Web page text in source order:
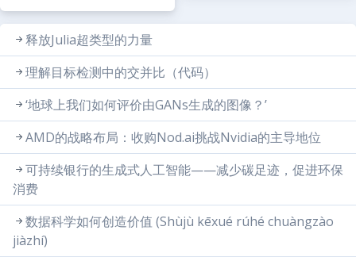
释放Julia超类型的力量
理解目标检测中的交并比（代码）
‘地球上我们如何评价由GANs生成的图像？’
AMD的战略布局：收购Nod.ai挑战Nvidia的主导地位
可持续银行的生成式人工智能——减少碳足迹，促进环保
消费
数据科学如何创造价值 (Shùjù kēxué rúhé chuàngzào
jiàzhí)